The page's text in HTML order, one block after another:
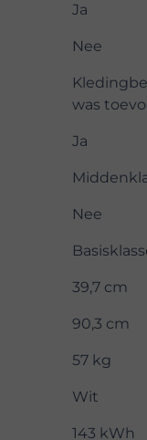
Ja
Nee
was
Ja
Nee
39,7 cm
90,3 cm
57 kg
Wit
143 kWh